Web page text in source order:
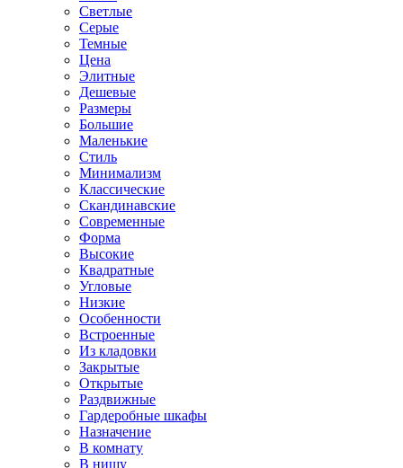
Светлые
Серые
Темные
Цена
Элитные
Дешевые
Размеры
Большие
Маленькие
Стиль
Минимализм
Классические
Скандинавские
Современные
Форма
Высокие
Квадратные
Угловые
Низкие
Особенности
Встроенные
Из кладовки
Закрытые
Открытые
Раздвижные
Гардеробные шкафы
Назначение
В комнату
В нишу